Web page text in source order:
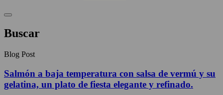
Buscar
Blog Post
Salmón a baja temperatura con salsa de vermú y su
gelatina, un plato de fiesta elegante y refinado.